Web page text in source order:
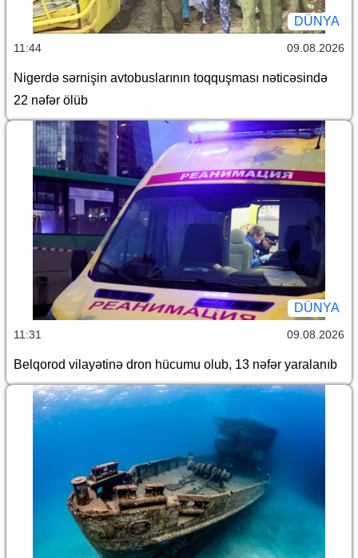
DÜNYA
11:44 09.08.2026
Nigerdə sərnişin avtobuslarının toqquşması nəticəsində
22 nəfər ölüb
DÜNYA
11:31 09.08.2026
Belqorod vilayətinə dron hücumu olub, 13 nəfər yaralanıb